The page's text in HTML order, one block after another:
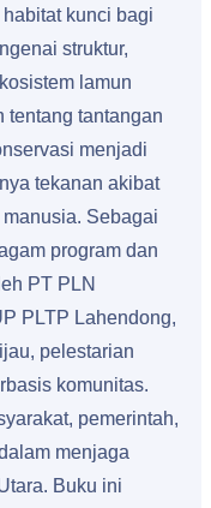
kunci bagi
struktur,
lamun
tentang tantangan
menjadi
tekanan akibat
Sebagai
program dan
PT PLN
PLTP Lahendong,
pelestarian
komunitas.
pemerintah,
menjaga
Buku ini